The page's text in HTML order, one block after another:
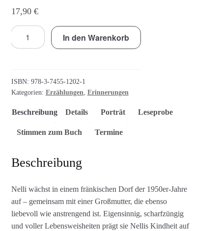
17,90 €
Meine
Oma
In den Warenkorb
ISBN: 978-3-7455-1202-1
Kategorien: Erzählungen, Erinnerungen
Beschreibung Details Porträt Leseprobe
Stimmen zum Buch Termine
Beschreibung
Nelli wächst in einem fränkischen Dorf der 1950er-Jahre
auf – gemeinsam mit einer Großmutter, die ebenso
liebevoll wie anstrengend ist. Eigensinnig, scharfzüngig
und voller Lebensweisheiten prägt sie Nellis Kindheit auf